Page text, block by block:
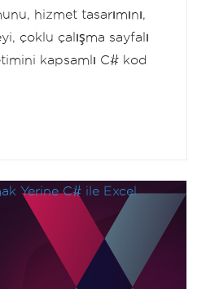
hizmet tasarımını,
çoklu çalışma sayfalı
kapsamlı C# kod